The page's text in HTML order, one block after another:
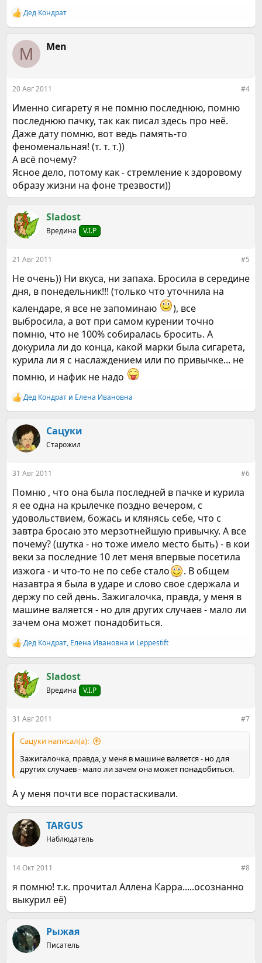
Р
е
к
ц
и
Дед Кондрат
M Men
20 Авг 2011 #4
Именно сигарету я не помню последнюю, помню
последнюю пачку, так как писал здесь про неё.
Даже дату помню, вот ведь память-то
феноменальная! (т. т. т.))
А всё почему?
Ясное дело, потому как - стремление к здоровому
образу жизни на фоне трезвости))
Sladost
Вредина V.I.P
21 Авг 2011 #5
Не очень)) Ни вкуса, ни запаха. Бросила в середине
дня, в понедельник!!! (только что уточнила на
календаре, я все не запоминаю
), все
выбросила, а вот при самом курении точно
помню, что не 100% собиралась бросить. А
докурила ли до конца, какой марки была сигарета,
курила ли я с наслаждением или по привычке... не
помню, и нафик не надо
Р
е
к
ц
и
Дед Кондрат и Елена Ивановна
Сацуки
Старожил
31 Авг 2011 #6
Помню , что она была последней в пачке и курила
я ее одна на крылечке поздно вечером, с
удовольствием, божась и клянясь себе, что с
завтра бросаю это мерзотнейшую привычку. А все
почему? (шутка - но тоже имело место быть) - в кои
веки за последние 10 лет меня впервые посетила
изжога - и что-то не по себе стало
. В общем
назавтра я была в ударе и слово свое сдержала и
держу по сей день. Зажигалочка, правда, у меня в
машине валяется - но для других случаев - мало ли
зачем она может понадобиться.
Р
е
к
ц
и
Дед Кондрат, Елена Ивановна и Leppestift
Sladost
Вредина V.I.P
31 Авг 2011 #7
Сацуки написал(а):
Зажигалочка, правда, у меня в машине валяется - но для
других случаев - мало ли зачем она может понадобиться.
А у меня почти все порастаскивали.
TARGUS
Наблюдатель
14 Окт 2011 #8
я помню! т.к. прочитал Аллена Карра.....осознанно
выкурил её)
Рыжая
Писатель